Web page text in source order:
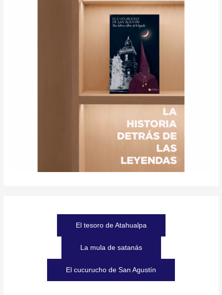
El tesoro de Atahualpa
La mula de satanás
El cucurucho de San Agustín